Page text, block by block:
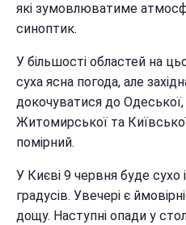
які зумовлюватиме
синоптик.
У більшості областей на
суха ясна погода, але
докочуватися до Одеської,
Житомирської та
помірний.
У Києві 9 червня буде сухо
градусів. Увечері є
дощу. Наступні опади у